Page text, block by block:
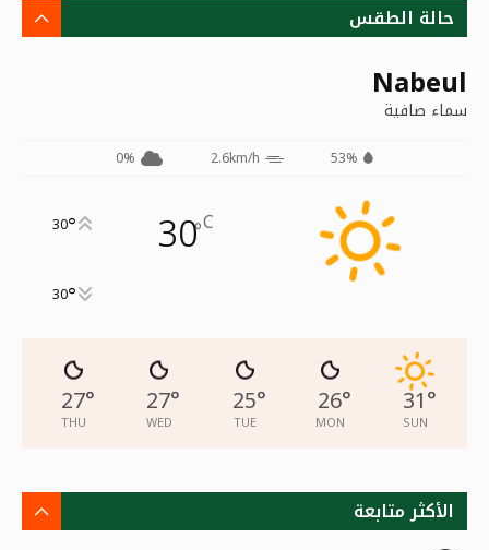
حالة الطقس
Nabeul
سماء صافية
53%
2.6km/h
0%
30°C
30°
30°
31°
SUN
26°
MON
25°
TUE
27°
WED
27°
THU
الأكثر متابعة